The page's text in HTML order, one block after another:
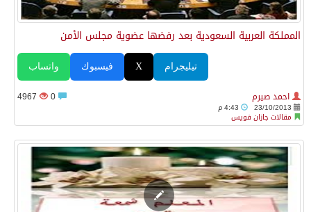
المملكة العربية السعودية بعد رفضها عضوية مجلس الأمن
واتساب فيسبوك X تيليجرام
احمد صيرم
23/10/2013
مقالات جازان فويس
4967